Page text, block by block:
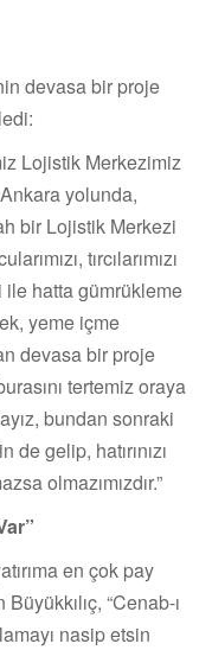
devasa bir proje
Lojistik Merkezimiz
yolunda,
bir Lojistik Merkezi
tırcılarımızı
hatta gümrükleme
yeme içme
devasa bir proje
tertemiz oraya
bundan sonraki
de gelip, hatırınızı
olmazımızdır.”
en çok pay
“Cenab-ı
nasip etsin